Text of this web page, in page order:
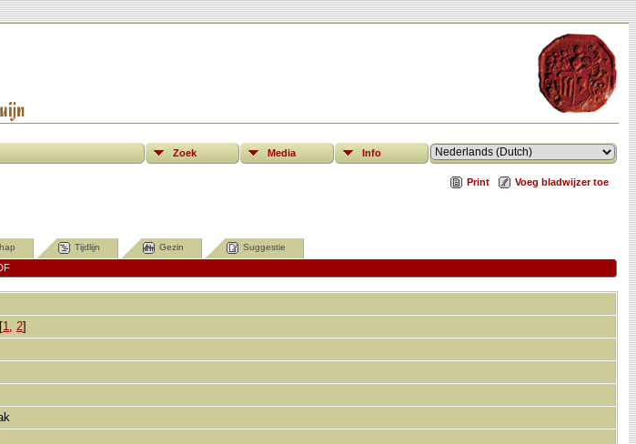
Zoek Media Info
Print Voeg bladwijzer toe
Tijdlijn Gezin Suggestie
1 2]